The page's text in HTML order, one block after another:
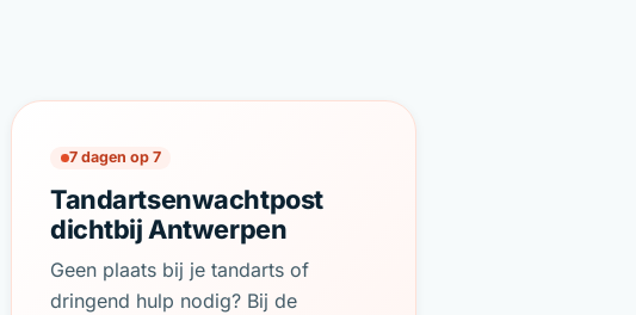
7 dagen op 7
Tandartsenwachtpost
dichtbij Antwerpen
Geen plaats bij je tandarts of
dringend hulp nodig? Bij de